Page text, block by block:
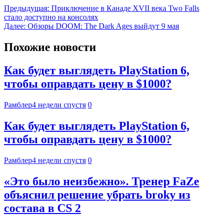
Предыдущая: Приключение в Канаде XVII века Two Falls
стало доступно на консолях
Далее: Обзоры DOOM: The Dark Ages выйдут 9 мая
Похожие новости
Как будет выглядеть PlayStation 6,
чтобы оправдать цену в $1000?
Рамблер4 недели спустя 0
Как будет выглядеть PlayStation 6,
чтобы оправдать цену в $1000?
Рамблер4 недели спустя 0
«Это было неизбежно». Тренер FaZe
объяснил решение убрать broky из
состава в CS 2